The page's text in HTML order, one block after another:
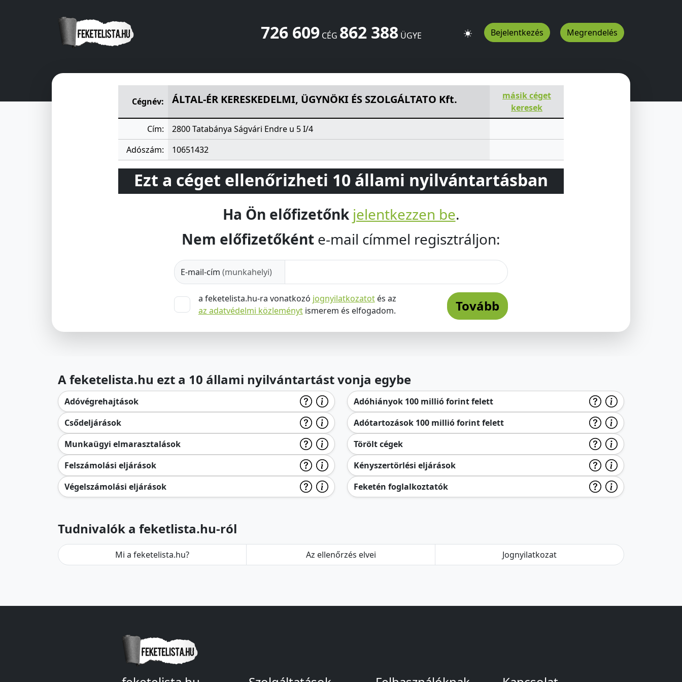
726 609CÉG 862 388ÜGYE Bejelentkezés Megrendelés
Cégnév:
ÁLTAL-ÉR KERESKEDELMI, ÜGYNÖKI ÉS SZOLGÁLTATO Kft.
másik céget
keresek
Cím:
2800 Tatabánya Ságvári Endre u 5 I/4
Adószám:
10651432
Ezt a céget ellenőrizheti 10 állami nyilvántartásban
Ha Ön előfizetőnk jelentkezzen be.
Nem előfizetőként e-mail címmel regisztráljon:
E-mail-cím (munkahelyi)
a feketelista.hu-ra vonatkozó jognyilatkozatotés az
az adatvédelmi közleménytismerem és elfogadom. Tovább
A feketelista.hu ezt a 10 állami nyilvántartást vonja egybe
Adóvégrehajtások
Csődeljárások
Munkaügyi elmarasztalások
Felszámolási eljárások
Végelszámolási eljárások
Adóhiányok 100 millió forint felett
Adótartozások 100 millió forint felett
Törölt cégek
Kényszertörlési eljárások
Feketén foglalkoztatók
Tudnivalók a feketlista.hu-ról
Mi a feketelista.hu? Az ellenőrzés elvei Jognyilatkozat